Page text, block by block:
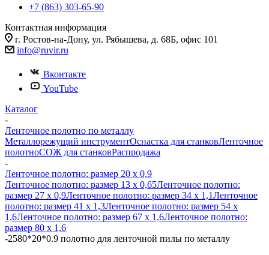
+7 (863) 303-65-90
Контактная информация
г. Ростов-на-Дону, ул. Рябышева, д. 68Б, офис 101
info@ruvir.ru
Вконтакте
YouTube
Каталог
-
Ленточное полотно по металлу
Металлорежущий инструментОснастка для станковЛенточное
полотноСОЖ для станковРаспродажа
-
Ленточное полотно: размер 20 х 0,9
Ленточное полотно: размер 13 х 0,65Ленточное полотно:
размер 27 х 0,9Ленточное полотно: размер 34 х 1,1Ленточное
полотно: размер 41 х 1,3Ленточное полотно: размер 54 х
1,6Ленточное полотно: размер 67 х 1,6Ленточное полотно:
размер 80 х 1,6
-2580*20*0.9 полотно для ленточной пилы по металлу